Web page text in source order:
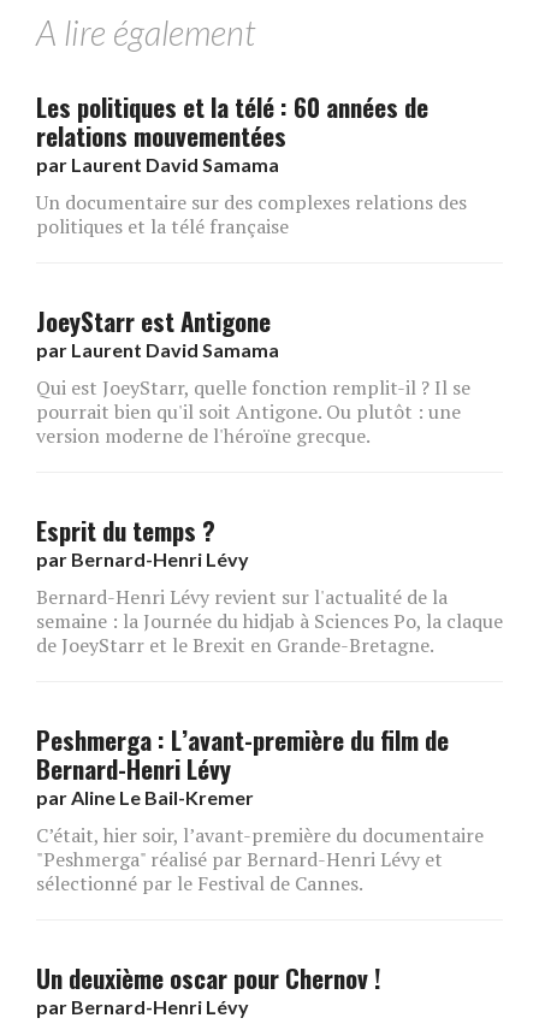
A lire également
Les politiques et la télé : 60 années de
relations mouvementées
par Laurent David Samama
Un documentaire sur des complexes relations des
politiques et la télé française
JoeyStarr est Antigone
par Laurent David Samama
Qui est JoeyStarr, quelle fonction remplit-il ? Il se
pourrait bien qu'il soit Antigone. Ou plutôt : une
version moderne de l'héroïne grecque.
Esprit du temps ?
par Bernard-Henri Lévy
Bernard-Henri Lévy revient sur l'actualité de la
semaine : la Journée du hidjab à Sciences Po, la claque
de JoeyStarr et le Brexit en Grande-Bretagne.
Peshmerga : L’avant-première du film de
Bernard-Henri Lévy
parAline Le Bail-Kremer
C’était, hier soir, l’avant-première du documentaire
"Peshmerga" réalisé par Bernard-Henri Lévy et
sélectionné par le Festival de Cannes.
Un deuxième oscar pour Chernov !
par Bernard-Henri Lévy